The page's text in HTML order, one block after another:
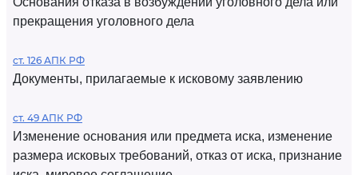
прекращения уголовного дела
ст. 126 АПК РФ
Документы, прилагаемые к исковому заявлению
ст. 49 АПК РФ
Изменение основания или предмета иска, изменение
размера исковых требований, отказ от иска, признание